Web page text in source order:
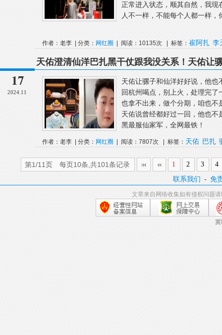
正常进入状态，顺其自然，我
人不一样，不能每个人都一样
作者：老李 | 分类： 网红圈 | 阅读：10135次 | 标签： 崔阿扎 李
17
2024.11
天佑澄清仙洋巴扎黑干仗跟我没关系！天佑让
了要你命去的~
天佑让骡子和仙洋好好说，他
回杭州喝点，别上火，处理完
也拿不出来，做个分期，咱也
天佑说曾经都好过一回，他也
黑最服仙家军，全网最铁
作者：老李 | 分类： 网红圈 | 阅读：7807次 | 标签： 天佑 巴扎
第1/11页 每页10条,共101条记录 1 2 3 4
联系我们 -免
文章来自网络收集如有侵权问题